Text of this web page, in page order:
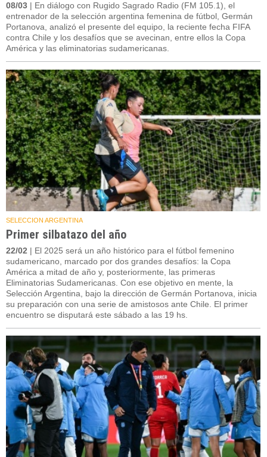
08/03 | En diálogo con Rugido Sagrado Radio (FM 105.1), el
entrenador de la selección argentina femenina de fútbol, Germán
Portanova, analizó el presente del equipo, la reciente fecha FIFA
contra Chile y los desafíos que se avecinan, entre ellos la Copa
América y las eliminatorias sudamericanas.
SELECCION ARGENTINA
Primer silbatazo del año
22/02 | El 2025 será un año histórico para el fútbol femenino
sudamericano, marcado por dos grandes desafíos: la Copa
América a mitad de año y, posteriormente, las primeras
Eliminatorias Sudamericanas. Con ese objetivo en mente, la
Selección Argentina, bajo la dirección de Germán Portanova, inicia
su preparación con una serie de amistosos ante Chile. El primer
encuentro se disputará este sábado a las 19 hs.